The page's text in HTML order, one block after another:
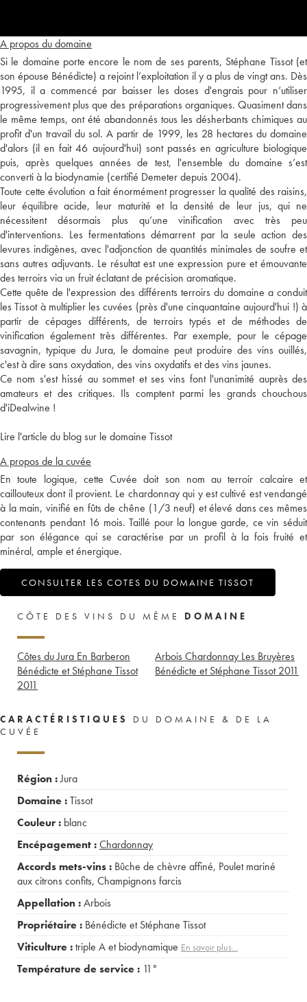
A propos du domaine
Si le domaine porte encore le nom de ses parents, Stéphane Tissot (et
son épouse Bénédicte) a rejoint l’exploitation il y a plus de vingt ans. Dès
1995, il a commencé par baisser les doses d'engrais pour n’utiliser
progressivement plus que des préparations organiques. Quasiment dans
le même temps, ont été abandonnés tous les désherbants chimiques au
profit d'un travail du sol. A partir de 1999, les 28 hectares du domaine
d'alors (il en fait 46 aujourd'hui) sont passés en agriculture biologique
puis, après quelques années de test, l'ensemble du domaine s’est
converti à la biodynamie (certifié Demeter depuis 2004).
Toute cette évolution a fait énormément progresser la qualité des raisins,
leur équilibre acide, leur maturité et la densité de leur jus, qui ne
nécessitent désormais plus qu’une vinification avec très peu
d'interventions. Les fermentations démarrent par la seule action des
levures indigènes, avec l'adjonction de quantités minimales de soufre et
sans autres adjuvants. Le résultat est une expression pure et émouvante
des terroirs via un fruit éclatant de précision aromatique.
Cette quête de l'expression des différents terroirs du domaine a conduit
les Tissot à multiplier les cuvées (près d'une cinquantaine aujourd'hui !) à
partir de cépages différents, de terroirs typés et de méthodes de
vinification également très différentes. Par exemple, pour le cépage
savagnin, typique du Jura, le domaine peut produire des vins ouillés,
c'est à dire sans oxydation, des vins oxydatifs et des vins jaunes.
Ce nom s'est hissé au sommet et ses vins font l'unanimité auprès des
amateurs et des critiques. Ils comptent parmi les grands chouchous
d'iDealwine !
Lire l'article du blog sur le domaine Tissot
A propos de la cuvée
En toute logique, cette Cuvée doit son nom au terroir calcaire et
caillouteux dont il provient. Le chardonnay qui y est cultivé est vendangé
à la main, vinifié en fûts de chêne (1/3 neuf) et élevé dans ces mêmes
contenants pendant 16 mois. Taillé pour la longue garde, ce vin séduit
par son élégance qui se caractérise par un profil à la fois fruité et
minéral, ample et énergique.
CONSULTER LES COTES DU DOMAINE TISSOT
CÔTE DES VINS DU MÊME DOMAINE
Côtes du Jura En Barberon
Bénédicte et Stéphane Tissot
2011
Arbois Chardonnay Les Bruyères
Bénédicte et Stéphane Tissot 2011
CARACTÉRISTIQUES
DU DOMAINE & DE LA
CUVÉE
Région :Jura
Domaine :Tissot
Couleur : blanc
Encépagement :Chardonnay
Accords mets-vins : Bûche de chèvre affiné, Poulet mariné
aux citrons confits, Champignons farcis
Appellation :Arbois
Propriétaire : Bénédicte et Stéphane Tissot
Viticulture :triple A et biodynamique En savoir plus...
Température de service : 11°